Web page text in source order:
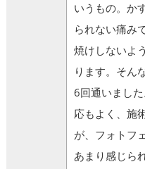
いうもの。か
られない痛み
焼けしないよ
ります。そん
6回通いまし
応もよく、施
が、フォトフ
あまり感じら